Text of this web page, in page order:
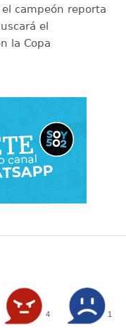
campeón reporta
el
la Copa
4 1